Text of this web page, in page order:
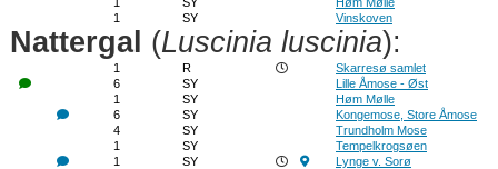
1
SY Vinskoven
Nattergal (Luscinia luscinia):
1 R
Skarresø samlet
6
SY
Lille Åmose - Øst
1
SY
Høm Mølle
6
SY
Kongemose, Store Åmose
4
SY
Trundholm Mose
1
SY
Tempelkrogsøen
1
SY
Lynge v. Sorø